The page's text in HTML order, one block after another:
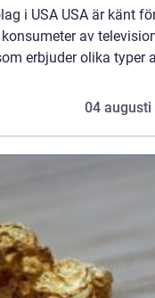
i USA USA är känt
av
erbjuder olika typer
04 augusti